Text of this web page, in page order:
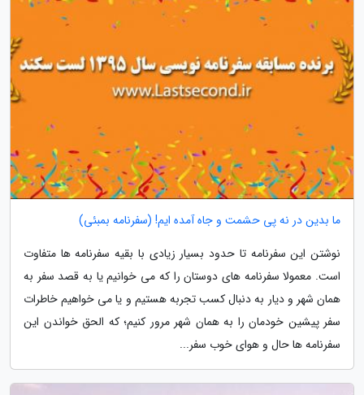
ما بدین در نه پی حشمت و جاه آمده ایم! (سفرنامه بمبئی)
نوشتن این سفرنامه تا حدود بسیار زیادی با بقیه سفرنامه ها متفاوت
است. معمولا سفرنامه های دوستان را که می خوانیم یا به قصد سفر به
همان شهر و دیار به دنبال کسب تجربه هستیم و یا می خواهیم خاطرات
سفر پیشین خودمان را به همان شهر مرور کنیم؛ که الحق خواندن این
سفرنامه ها حال و هوای خوب سفر...